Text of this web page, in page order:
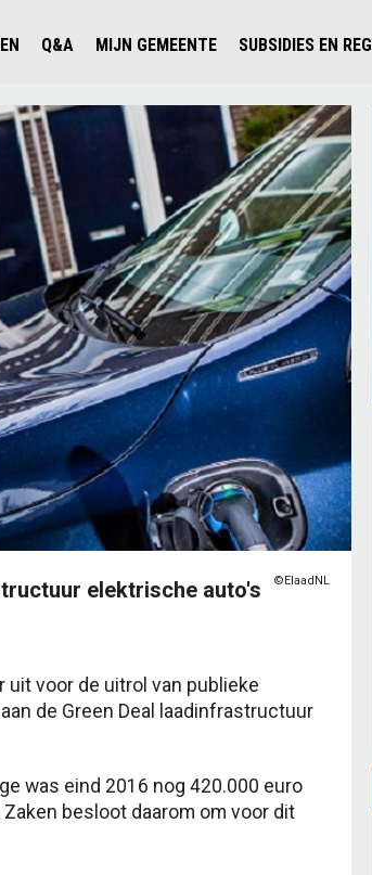
IN HET BUITENLAND
Q&A
KOSTEN & MODELLEN
OPLADEN
SLIM LADEN
VEILIGHEID
MILIEU
AFSTAND
AUTODELEN
MIJN GEMEENTE
KENNISLOKET GEMEENTEN
SUBSIDIES EN
©ElaadNL
elektrische auto's
voor de uitrol van publieke
de Green Deal laadinfrastructuur
was eind 2016 nog 420.000 euro
besloot daarom om voor dit